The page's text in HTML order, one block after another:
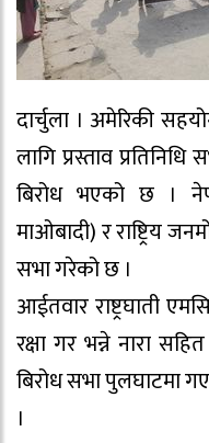
दार्चुला । अमेरिकी
लागि प्रस्ताव
बिरोध भएको छ ।
माओबादी) र राष्ट्रिय
सभा गरेको छ ।
आईतवार राष्ट्रघाती
रक्षा गर भन्ने नारा
बिरोध सभा पुलघाटमा
।